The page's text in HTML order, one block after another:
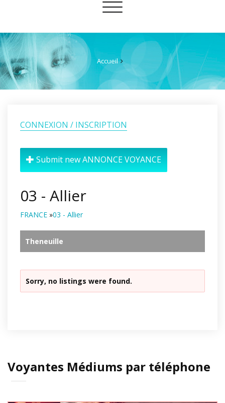
Toggle
Accueil
CONNEXION / INSCRIPTION
Submit new ANNONCE VOYANCE
03 - Allier
FRANCE »03 - Allier
Theneuille
Sorry, no listings were found.
Voyantes Médiums par téléphone